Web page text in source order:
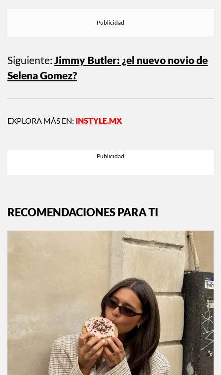
Siguiente: Jimmy Butler: ¿el nuevo novio de
Selena Gomez?
EXPLORA MÁS EN: INSTYLE.MX
RECOMENDACIONES PARA TI